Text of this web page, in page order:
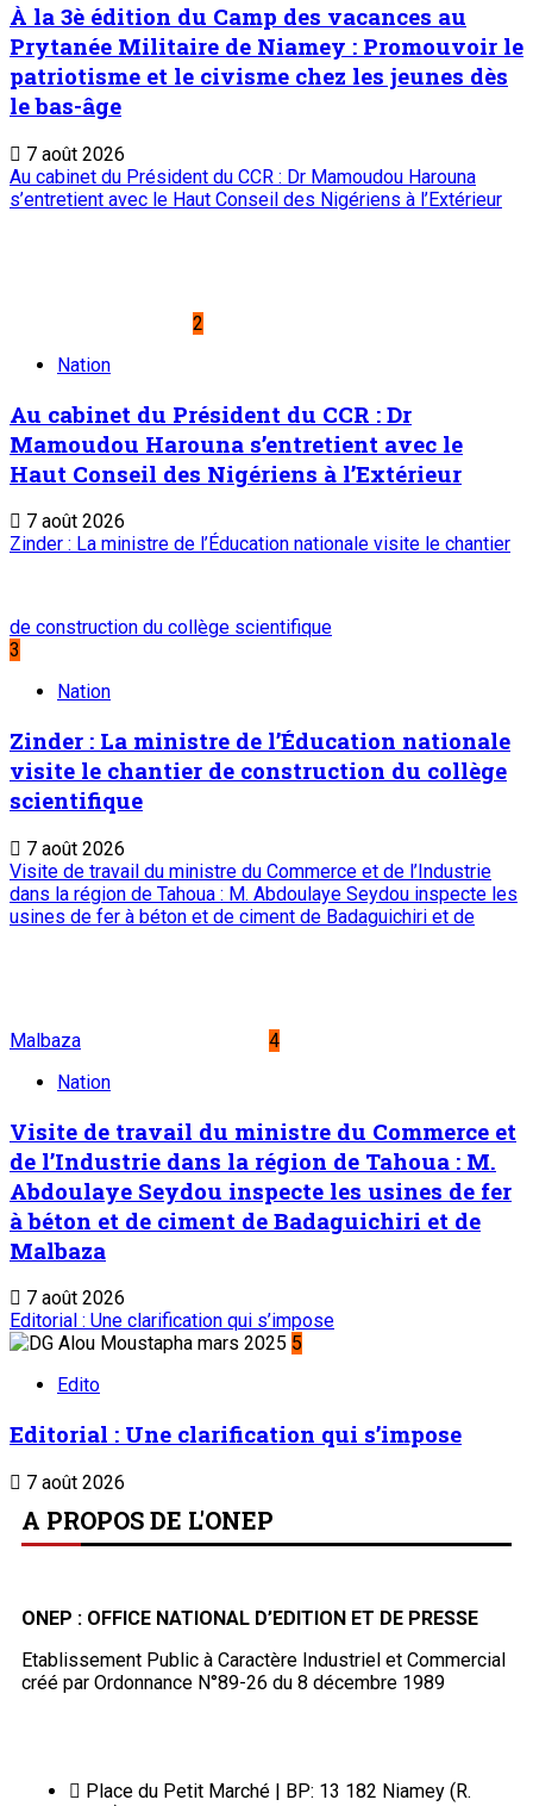
À la 3è édition du Camp des vacances au
Prytanée Militaire de Niamey : Promouvoir le
patriotisme et le civisme chez les jeunes dès
le bas-âge
7 août 2026
Au cabinet du Président du CCR : Dr Mamoudou Harouna
s’entretient avec le Haut Conseil des Nigériens à l’Extérieur
2
Nation
Au cabinet du Président du CCR : Dr
Mamoudou Harouna s’entretient avec le
Haut Conseil des Nigériens à l’Extérieur
7 août 2026
Zinder : La ministre de l’Éducation nationale visite le chantier
de construction du collège scientifique
3
Nation
Zinder : La ministre de l’Éducation nationale
visite le chantier de construction du collège
scientifique
7 août 2026
Visite de travail du ministre du Commerce et de l’Industrie
dans la région de Tahoua : M. Abdoulaye Seydou inspecte les
usines de fer à béton et de ciment de Badaguichiri et de
Visite de travail du ministre du Commerce et
de l’Industrie dans la région de Tahoua : M.
Abdoulaye Seydou inspecte les usines de fer
à béton et de ciment de Badaguichiri et de
Malbaza
7 août 2026
Editorial : Une clarification qui s’impose
Editorial : Une clarification qui s’impose
7 août 2026
A PROPOS DE L'ONEP
ONEP : OFFICE NATIONAL D’EDITION ET DE PRESSE
Place du Petit Marché | BP: 13 182 Niamey (R.